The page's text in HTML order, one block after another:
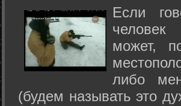
Если
человек
может,
либо
(будем называть это